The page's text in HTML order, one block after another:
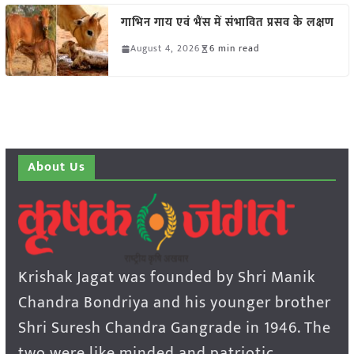
गाभिन गाय एवं भैंस में संभावित प्रसव के लक्षण
August 4, 2026 6 min read
About Us
Krishak Jagat was founded by Shri Manik
Chandra Bondriya and his younger brother
Shri Suresh Chandra Gangrade in 1946. The